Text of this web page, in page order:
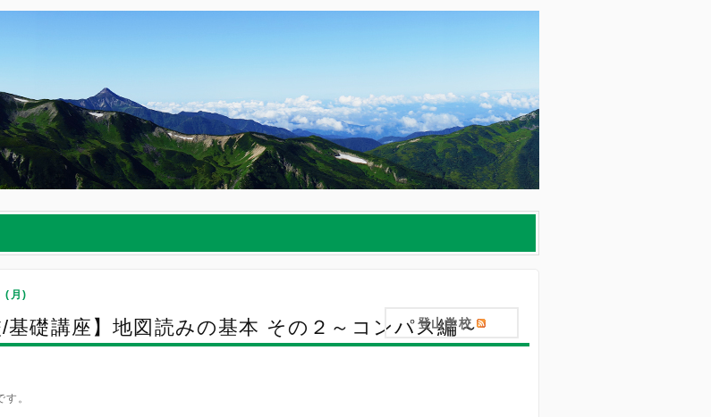
登山学校
(月)
/基礎講座】地図読みの基本 その２～コンパス編～
。